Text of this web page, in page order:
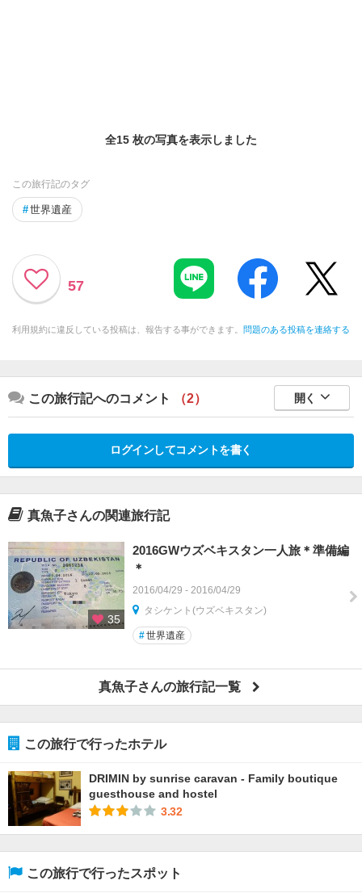
全15 枚の写真を表示しました
この旅行記のタグ
#世界遺産
57
利用規約に違反している投稿は、報告する事ができます。 問題のある投稿を連絡する
この旅行記へのコメント （2） 開く
ログインしてコメントを書く
真魚子さんの関連旅行記
35
2016GWウズベキスタン一人旅＊準備編
＊
2016/04/29 - 2016/04/29
タシケント(ウズベキスタン)
#世界遺産
真魚子さんの旅行記一覧
この旅行で行ったホテル
DRIMIN by sunrise caravan - Family boutique
guesthouse and hostel
3.32
この旅行で行ったスポット